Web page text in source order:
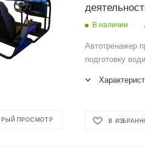
ПРОСМОТР
В наличии
Автотренажер
подготовку
В